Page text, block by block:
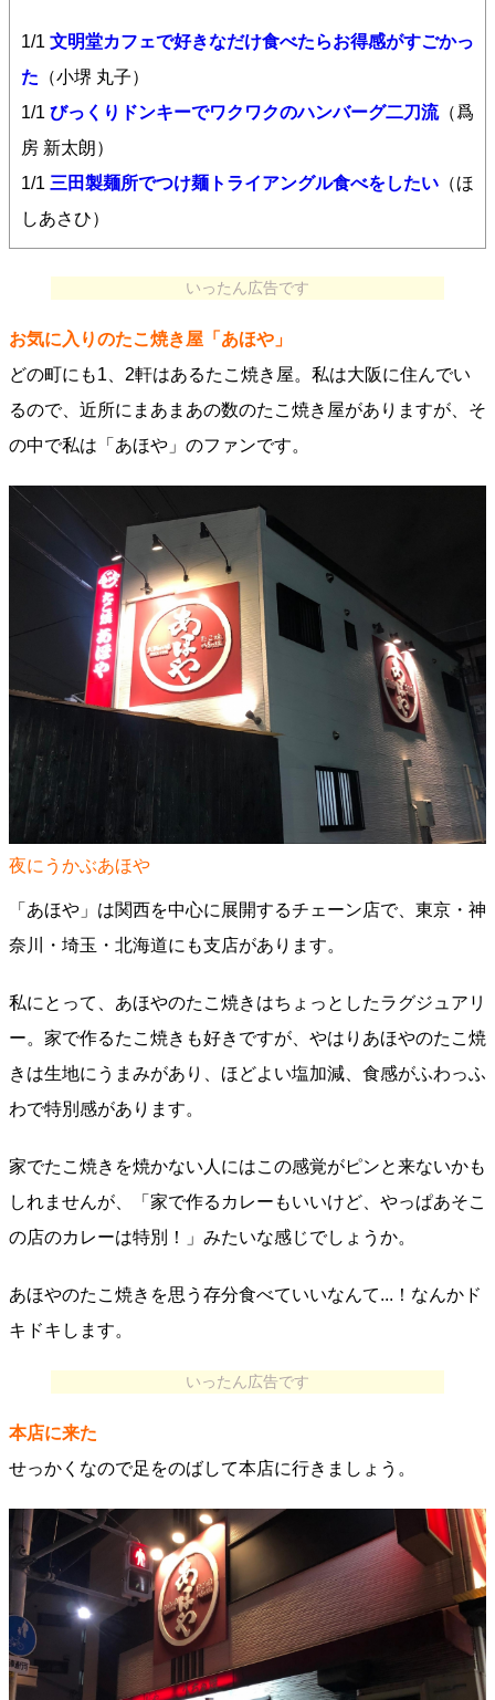
1/1 文明堂カフェで好きなだけ食べたらお得感がすごかっ
た （小堺 丸子）
1/1 びっくりドンキーでワクワクのハンバーグ二刀流（爲
房 新太朗）
1/1 三田製麺所でつけ麺トライアングル食べをしたい （ほ
しあさひ）
いったん広告です
お気に入りのたこ焼き屋「あほや」
どの町にも1、2軒はあるたこ焼き屋。私は大阪に住んでい
るので、近所にまあまあの数のたこ焼き屋がありますが、そ
の中で私は「あほや」のファンです。
夜にうかぶあほや
「あほや」は関西を中心に展開するチェーン店で、東京・神
奈川・埼玉・北海道にも支店があります。
私にとって、あほやのたこ焼きはちょっとしたラグジュアリ
ー。家で作るたこ焼きも好きですが、やはりあほやのたこ焼
きは生地にうまみがあり、ほどよい塩加減、食感がふわっふ
わで特別感があります。
家でたこ焼きを焼かない人にはこの感覚がピンと来ないかも
しれませんが、「家で作るカレーもいいけど、やっぱあそこ
の店のカレーは特別！」みたいな感じでしょうか。
あほやのたこ焼きを思う存分食べていいなんて...！なんかド
キドキします。
いったん広告です
本店に来た
せっかくなので足をのばして本店に行きましょう。